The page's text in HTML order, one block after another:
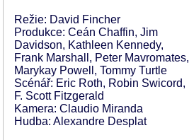
Režie: David Fincher
Produkce: Ceán Chaffin, Jim
Davidson, Kathleen Kennedy,
Frank Marshall, Peter Mavromates,
Marykay Powell, Tommy Turtle
Scénář: Eric Roth, Robin Swicord,
F. Scott Fitzgerald
Kamera: Claudio Miranda
Hudba: Alexandre Desplat